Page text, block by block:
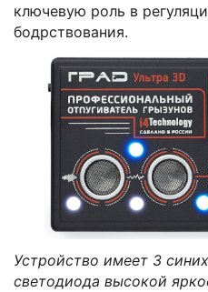
ключевую роль в
бодрствования.
Устройство имеет 3
светодиода высокой